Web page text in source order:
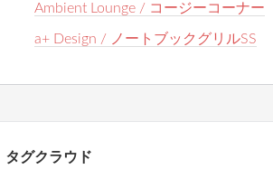
Ambient Lounge / コージーコーナー
a+ Design / ノートブックグリルSS
タグクラウド